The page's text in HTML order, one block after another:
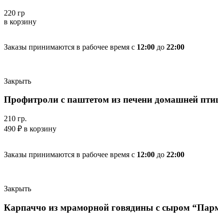
220 гр
в корзину
Заказы принимаются в рабочее время с 12:00 до 22:00
Закрыть
Профитроли с паштетом из печени домашней
210 гр.
490 ₽ в корзину
Заказы принимаются в рабочее время с 12:00 до 22:00
Закрыть
Карпаччо из мраморной говядины с сыром